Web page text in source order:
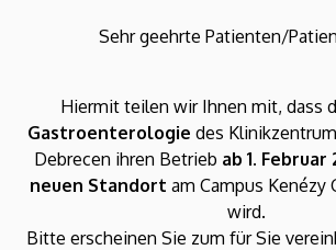
Sehr geehrte Patienten/
Hiermit teilen wir Ihnen mit, dass
Gastroenterologie des
Debrecen ihren Betrieb ab 1.
neuen Standort am Campus Kenézy
wird.
Bitte erscheinen Sie zum für Sie